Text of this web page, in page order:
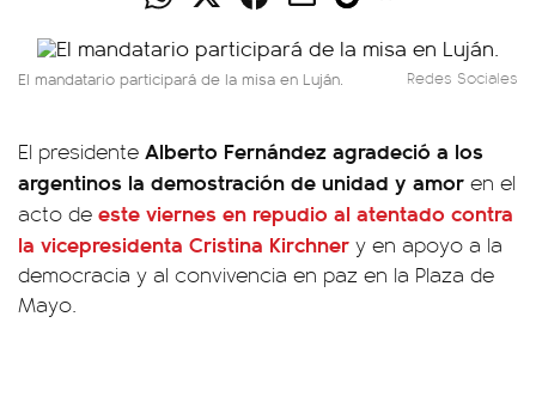
El mandatario participará de la misa en Luján. Redes Sociales
El presidente Alberto Fernández agradeció a los
argentinos la demostración de unidad y amor en el
acto de este viernes en repudio al atentado contra
la vicepresidenta Cristina Kirchner y en apoyo a la
democracia y al convivencia en paz en la Plaza de
Mayo.